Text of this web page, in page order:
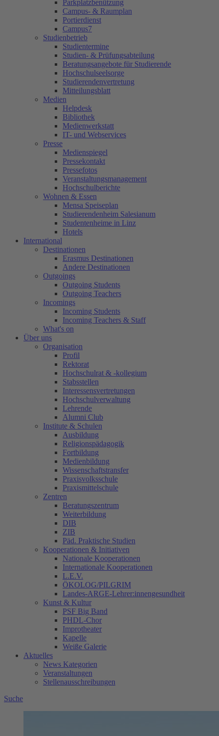
Parkplatzbenützung
Campus- & Raumplan
Portierdienst
Campus7
Studienbetrieb
Studientermine
Studien- & Prüfungsabteilung
Beratungsangebote für Studierende
Hochschulseelsorge
Studierendenvertretung
Mitteilungsblatt
Medien
Helpdesk
Bibliothek
Medienwerkstatt
IT- und Webservices
Presse
Medienspiegel
Pressekontakt
Pressefotos
Veranstaltungsmanagement
Hochschulberichte
Wohnen & Essen
Mensa Speiseplan
Studierendenheim Salesianum
Studentenheime in Linz
Hotels
International
Destinationen
Erasmus Destinationen
Andere Destinationen
Outgoings
Outgoing Students
Outgoing Teachers
Incomings
Incoming Students
Incoming Teachers & Staff
What's on
Über uns
Organisation
Profil
Rektorat
Hochschulrat & -kollegium
Stabsstellen
Interessensvertretungen
Hochschulverwaltung
Lehrende
Alumni Club
Institute & Schulen
Ausbildung
Religionspädagogik
Fortbildung
Medienbildung
Wissenschaftstransfer
Praxisvolksschule
Praxismittelschule
Zentren
Beratungszentrum
Weiterbildung
DIB
ZIB
Päd. Praktische Studien
Kooperationen & Initiativen
Nationale Kooperationen
Internationale Kooperationen
L.E.V.
ÖKOLOG/PILGRIM
Landes-ARGE-Lehrer:innengesundheit
Kunst & Kultur
PSF Big Band
PHDL-Chor
Improtheater
Kapelle
Weiße Galerie
Aktuelles
News Kategorien
Veranstaltungen
Stellenausschreibungen
Suche